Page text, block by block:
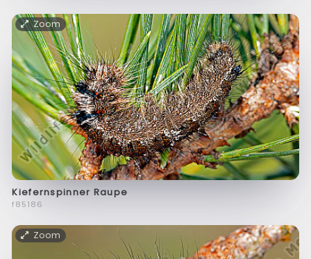
Zoom
Kiefernspinner Raupe
f85186
Zoom